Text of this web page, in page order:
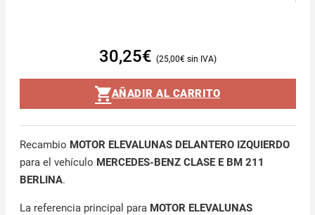
30,25€ 25,00€
AÑADIR AL CARRITO
Recambio MOTOR ELEVALUNAS DELANTERO IZQUIERDO
para el vehículo MERCEDES-BENZ CLASE E BM 211
BERLINA.
La referencia principal para MOTOR ELEVALUNAS